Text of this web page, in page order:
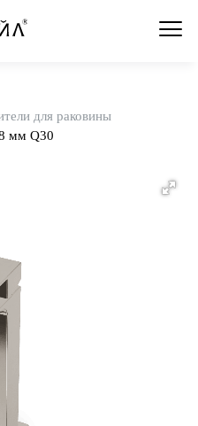
для раковины
мм Q30